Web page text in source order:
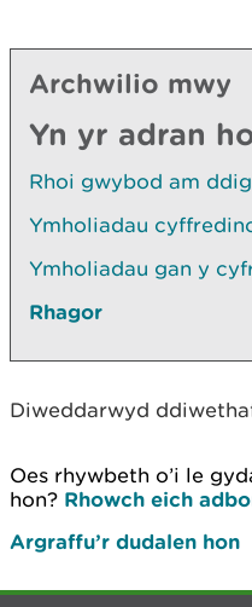
Archwilio mwy
Yn yr adran
Rhoi gwybod am
Ymholiadau
Ymholiadau gan y
Rhagor
Diweddarwyd
Oes rhywbeth o’i le
hon? Rhowch eich
Argraffu’r dudalen hon